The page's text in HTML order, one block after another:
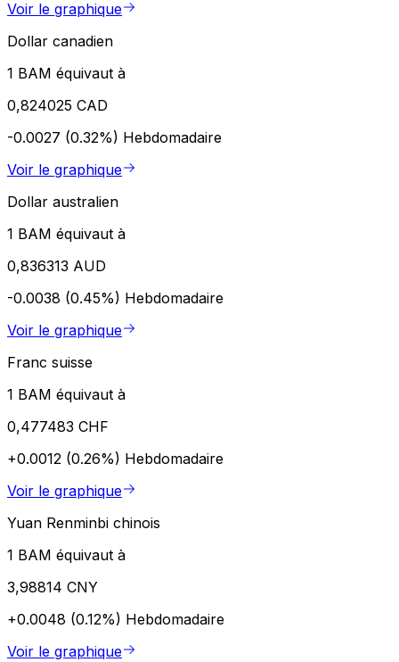
Voir le graphique
Dollar canadien
1 BAM équivaut à
0,824025 CAD
-0.0027 (0.32%) Hebdomadaire
Voir le graphique
Dollar australien
1 BAM équivaut à
0,836313 AUD
-0.0038 (0.45%) Hebdomadaire
Voir le graphique
Franc suisse
1 BAM équivaut à
0,477483 CHF
+0.0012 (0.26%) Hebdomadaire
Voir le graphique
Yuan Renminbi chinois
1 BAM équivaut à
3,98814 CNY
+0.0048 (0.12%) Hebdomadaire
Voir le graphique